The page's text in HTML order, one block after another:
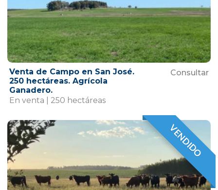
Venta de Campo en San José.
250 hectáreas. Agrícola
Ganadero.
Consultar
En venta | 250 hectáreas
VENDIDO
VENDIDO